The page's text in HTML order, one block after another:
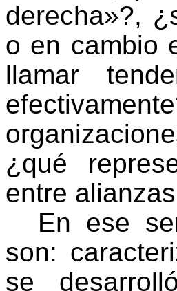
derecha»?,
o en cambio
llamar
¿qué
entre
En ese
son:
se